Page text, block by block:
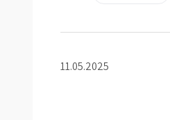
11.05.2025